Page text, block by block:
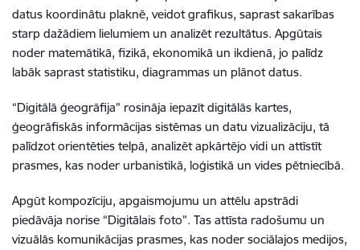
datus koordinātu plaknē, veidot grafikus, saprast sakarības
starp dažādiem lielumiem un analizēt rezultātus. Apgūtais
noder matemātikā, fizikā, ekonomikā un ikdienā, jo palīdz
labāk saprast statistiku, diagrammas un plānot datus.
“Digitālā ģeogrāfija” rosināja iepazīt digitālās kartes,
ģeogrāfiskās informācijas sistēmas un datu vizualizāciju, tā
palīdzot orientēties telpā, analizēt apkārtējo vidi un attīstīt
prasmes, kas noder urbanistikā, loģistikā un vides pētniecībā.
Apgūt kompozīciju, apgaismojumu un attēlu apstrādi
piedāvāja norise “Digitālais foto”. Tas attīsta radošumu un
vizuālās komunikācijas prasmes, kas noder sociālajos medijos,